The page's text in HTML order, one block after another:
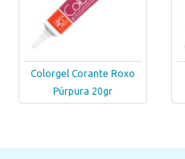
Colorgel Corante Roxo
Púrpura 20gr